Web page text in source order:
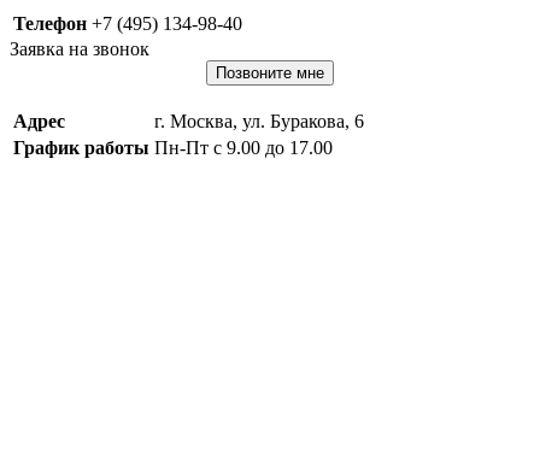
Телефон +7 (495) 134-98-40
Заявка на звонок
Позвоните мне
Адрес
г. Москва, ул. Буракова, 6
График работы Пн-Пт с 9.00 до 17.00